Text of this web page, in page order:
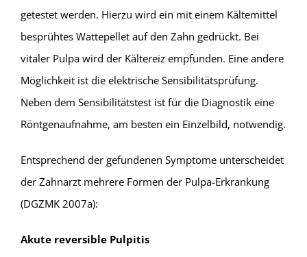
getestet werden. Hierzu wird ein mit einem Kältemittel
besprühtes Wattepellet auf den Zahn gedrückt. Bei
vitaler Pulpa wird der Kältereiz empfunden. Eine andere
Möglichkeit ist die elektrische Sensibilitätsprüfung.
Neben dem Sensibilitätstest ist für die Diagnostik eine
Röntgenaufnahme, am besten ein Einzelbild, notwendig.
Entsprechend der gefundenen Symptome unterscheidet
der Zahnarzt mehrere Formen der Pulpa-Erkrankung
(DGZMK 2007a):
Akute reversible Pulpitis